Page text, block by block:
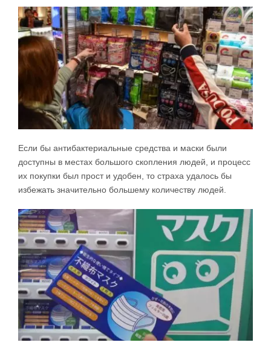
Если бы антибактериальные средства и маски были
доступны в местах большого скопления людей, и процесс
их покупки был прост и удобен, то страха удалось бы
избежать значительно большему количеству людей.